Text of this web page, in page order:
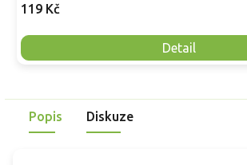
119 Kč
Detail
Popis Diskuze